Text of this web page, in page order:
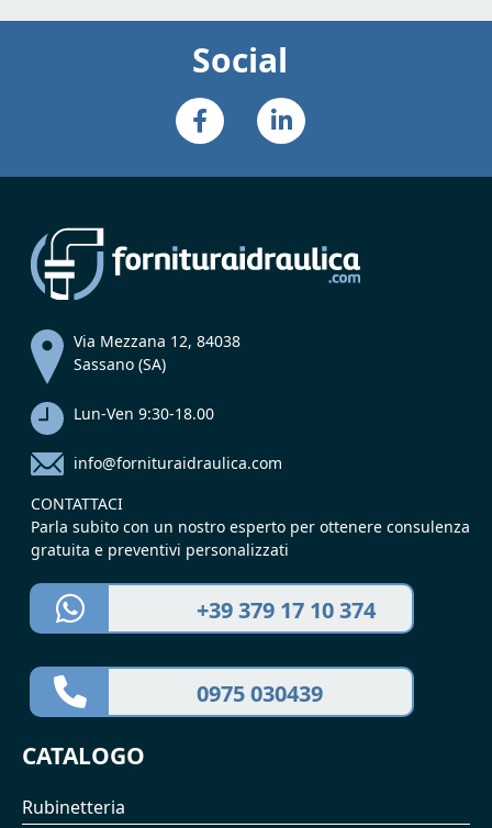
Social
Via Mezzana 12, 84038
Sassano (SA)
Lun-Ven 9:30-18.00
info@fornituraidraulica.com
CONTATTACI
Parla subito con un nostro esperto per ottenere consulenza
gratuita e preventivi personalizzati
+39 379 17 10 374
0975 030439
CATALOGO
Rubinetteria